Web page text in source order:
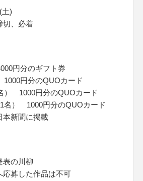
土)
切、必着
円分のギフト券
円分のQUOカード
） 1000円分のQUOカード
名） 1000円分のQUOカード
新聞に掲載
表の川柳
募した作品は不可